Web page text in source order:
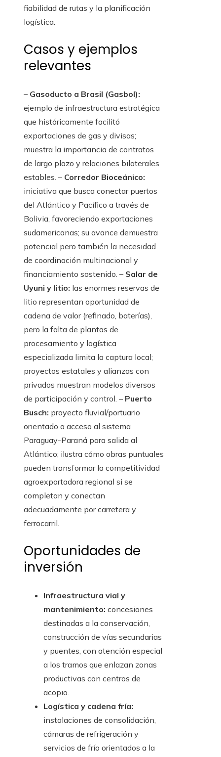
fiabilidad de rutas y la planificación
logística.
Casos y ejemplos
relevantes
– Gasoducto a Brasil (Gasbol):
ejemplo de infraestructura estratégica
que históricamente facilitó
exportaciones de gas y divisas;
muestra la importancia de contratos
de largo plazo y relaciones bilaterales
estables. – Corredor Bioceánico:
iniciativa que busca conectar puertos
del Atlántico y Pacífico a través de
Bolivia, favoreciendo exportaciones
sudamericanas; su avance demuestra
potencial pero también la necesidad
de coordinación multinacional y
financiamiento sostenido. – Salar de
Uyuni y litio: las enormes reservas de
litio representan oportunidad de
cadena de valor (refinado, baterías),
pero la falta de plantas de
procesamiento y logística
especializada limita la captura local;
proyectos estatales y alianzas con
privados muestran modelos diversos
de participación y control. – Puerto
Busch: proyecto fluvial/portuario
orientado a acceso al sistema
Paraguay-Paraná para salida al
Atlántico; ilustra cómo obras puntuales
pueden transformar la competitividad
agroexportadora regional si se
completan y conectan
adecuadamente por carretera y
ferrocarril.
Oportunidades de
inversión
Infraestructura vial y
mantenimiento: concesiones
destinadas a la conservación,
construcción de vías secundarias
y puentes, con atención especial
a los tramos que enlazan zonas
productivas con centros de
acopio.
Logística y cadena fría:
instalaciones de consolidación,
cámaras de refrigeración y
servicios de frío orientados a la